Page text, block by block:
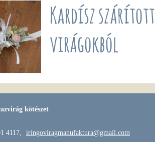
Kardísz szárított
virágokból
kötészet
4117,
iringoviragmanufaktura@gmail.com